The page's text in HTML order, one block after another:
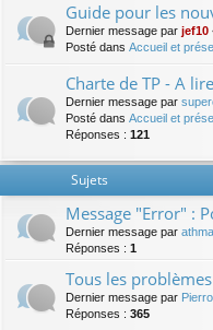
Guide pour les
Dernier message par jef10
Posté dans Accueil et
Charte de TP - A lire
Dernier message par
Posté dans Accueil et
Réponses : 121
Sujets
Message "Error" :
Dernier message par
Réponses : 1
Tous les
Dernier message par
Réponses : 365